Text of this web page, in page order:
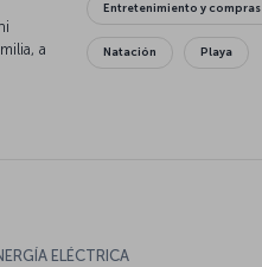
a
Entretenimiento y compras
Natación Playa
ELÉCTRICA